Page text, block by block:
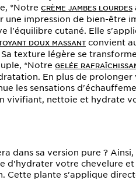
*Notre CRÈME JAMBES LOURDES
impression de bien-être
l'équilibre cutané. Elle
DOUX MASSANT convient
texture légère se
*Notre GELÉE
En plus de
les sensations
vivifiant, nettoie et hydrate
dans sa version pure ?
d'hydrater votre chevelure et
Cette plante s'applique